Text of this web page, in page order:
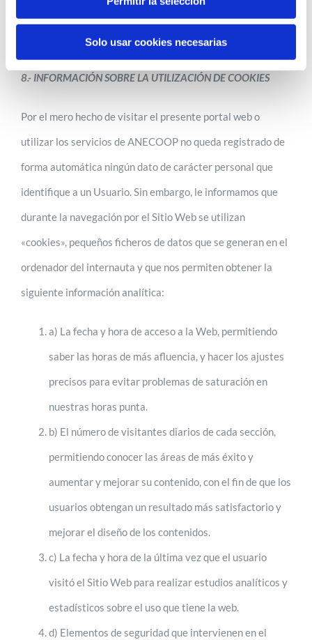
Solo usar cookies necesarias
portales web utilizan protocolos de cifrado de datos Https.
8.- INFORMACIÓN SOBRE LA UTILIZACIÓN DE COOKIES
Por el mero hecho de visitar el presente portal web o
utilizar los servicios de ANECOOP no queda registrado de
forma automática ningún dato de carácter personal que
identifique a un Usuario. Sin embargo, le informamos que
durante la navegación por el Sitio Web se utilizan
«cookies», pequeños ficheros de datos que se generan en el
ordenador del internauta y que nos permiten obtener la
siguiente información analítica:
a) La fecha y hora de acceso a la Web, permitiendo
saber las horas de más afluencia, y hacer los ajustes
precisos para evitar problemas de saturación en
nuestras horas punta.
b) El número de visitantes diarios de cada sección,
permitiendo conocer las áreas de más éxito y
aumentar y mejorar su contenido, con el fin de que los
usuarios obtengan un resultado más satisfactorio y
mejorar el diseño de los contenidos.
c) La fecha y hora de la última vez que el usuario
visitó el Sitio Web para realizar estudios analíticos y
estadísticos sobre el uso que tiene la web.
d) Elementos de seguridad que intervienen en el